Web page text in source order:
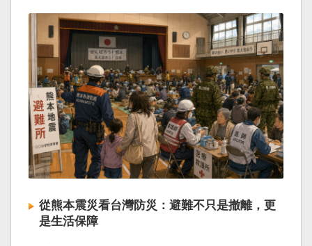
從熊本震災看台灣防災：避難不只是撤離，更
是生活保障